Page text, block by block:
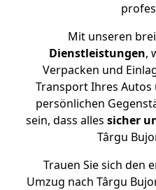
Mit unseren
Dienstleistungen,
Verpacken und
Transport Ihres
persönlichen
sein, dass alles sicher
Târgu
Trauen Sie sich den
Umzug nach Târgu